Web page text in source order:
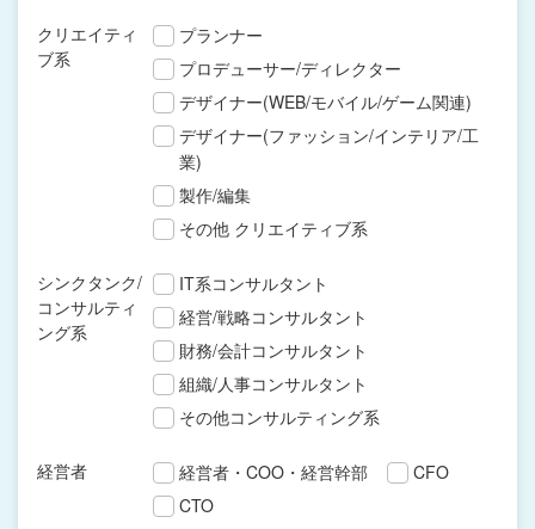
クリエイティ
ブ系
プランナー
プロデューサー/ディレクター
デザイナー(WEB/モバイル/ゲーム関連)
デザイナー(ファッション/インテリア/工
業)
製作/編集
その他 クリエイティブ系
シンクタンク/
コンサルティ
ング系
IT系コンサルタント
経営/戦略コンサルタント
財務/会計コンサルタント
組織/人事コンサルタント
その他コンサルティング系
経営者 経営者・COO・経営幹部
CFO
CTO